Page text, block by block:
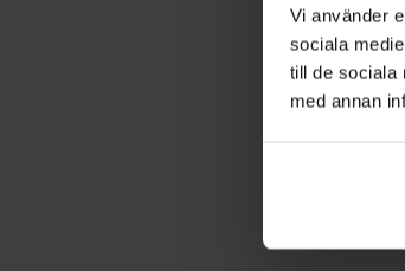
Vi använder
sociala
till de sociala
med annan